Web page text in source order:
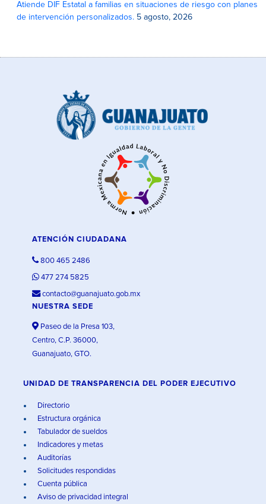
Atiende DIF Estatal a familias en situaciones de riesgo con planes
de intervención personalizados. 5 agosto, 2026
ATENCIÓN CIUDADANA
800 465 2486
477 274 5825
contacto@guanajuato.gob.mx
NUESTRA SEDE
Paseo de la Presa 103,
Centro, C.P. 36000,
Guanajuato, GTO.
UNIDAD DE TRANSPARENCIA DEL PODER EJECUTIVO
Directorio
Estructura orgánica
Tabulador de sueldos
Indicadores y metas
Auditorías
Solicitudes respondidas
Cuenta pública
Aviso de privacidad integral